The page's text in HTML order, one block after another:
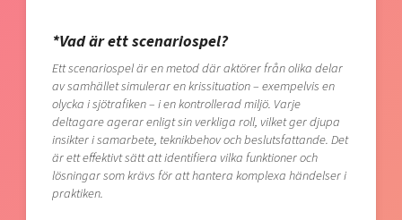
*Vad är ett scenariospel?
Ett scenariospel är en metod där aktörer från olika delar
av samhället simulerar en krissituation – exempelvis en
olycka i sjötrafiken – i en kontrollerad miljö. Varje
deltagare agerar enligt sin verkliga roll, vilket ger djupa
insikter i samarbete, teknikbehov och beslutsfattande. Det
är ett effektivt sätt att identifiera vilka funktioner och
lösningar som krävs för att hantera komplexa händelser i
praktiken.